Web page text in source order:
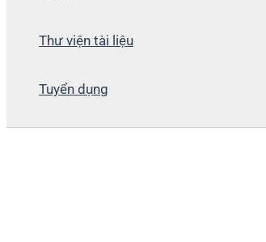
Thư viện tài liệu
Tuyển dụng